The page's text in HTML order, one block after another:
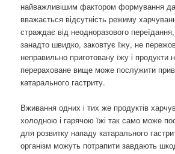
найважливішим фактором формування
вважається відсутність режиму
страждає від неодноразового
занадто швидко, заковтує їжу, не
неправильно приготовану їжу і продукти
перераховане вище може послужити
катарального гастриту.
Вживання одних і тих же продуктів
холодною і гарячою їжі так само може
для розвитку нападу катарального
організм можуть потрапити завдають